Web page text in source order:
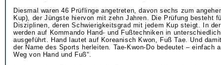
Diesmal waren 46 Prüflinge angetreten, davon sechs zum
Kup), der Jüngste hiervon mit zehn Jahren. Die Prüfung besteht
Disziplinen, deren Schwierigkeitsgrad mit jedem Kup steigt. In
werden auf Kommando Hand- und Fußtechniken in
ausgeführt. Hand lautet auf Koreanisch Kwon, Fuß Tae. Und
der Name des Sports herleiten. Tae-Kwon-Do bedeutet – einfach
Weg von Hand und Fuß“.